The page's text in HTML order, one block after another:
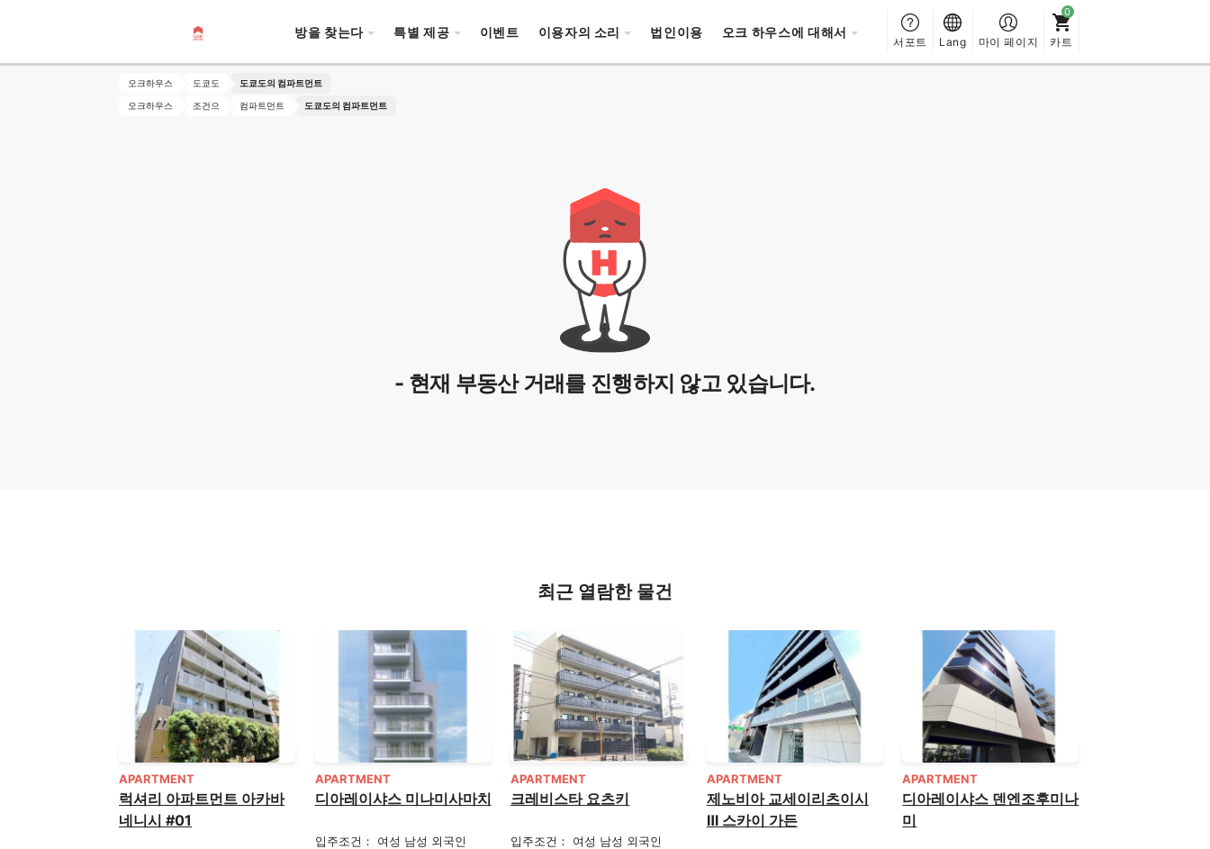
방을 찾는다 특별 제공 이벤트 이용자의 소리 법인이용 오크 하우스에 대해서
서포트 Lang 마이 페이지 카트
오크하우스 도쿄도 도쿄도의 컴파트먼트
오크하우스 조건으 컴파트먼트 도쿄도의 컴파트먼트
- 현재 부동산 거래를 진행하지 않고 있습니다.
최근 열람한 물건
APARTMENT
럭셔리 아파트먼트 아카바
네니시 #01
APARTMENT
디아레이샤스 미나미사마치
입주조건： 여성 남성 외국인
APARTMENT
크레비스타 요츠키
입주조건： 여성 남성 외국인
APARTMENT
제노비아 교세이리츠이시
Ⅲ 스카이 가든
APARTMENT
디아레이샤스 덴엔조후미나
미